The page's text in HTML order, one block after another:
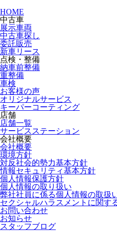
HOME
中古車
展示車両
中古車探し
委託販売
新車リース
点検・整備
納車前整備
重整備
車検
お客様の声
オリジナルサービス
キーパーコーティング
店舗
店舗一覧
サービスステーション
会社概要
会社概要
環境方針
対反社会的勢力基本方針
情報セキュリティ基本方針
個人情報保護方針
個人情報の取り扱い
弊社社員に係る個人情報の取扱
セクシャルハラスメントに関す
お問い合わせ
お知らせ
スタッフブログ